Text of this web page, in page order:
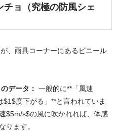
ョ（究極の防風シェ
、雨具コーナーにあるビニール
データ： 一般的に**「風速
度下がる」**と言われていま
$5m/s$の風に吹かれれば、体感
ります。